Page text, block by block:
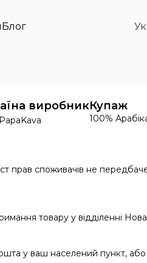
Блог
виробник
PapaKava
Купаж
100%
прав споживачів не
товару у відділенні
у ваш населений пункт,